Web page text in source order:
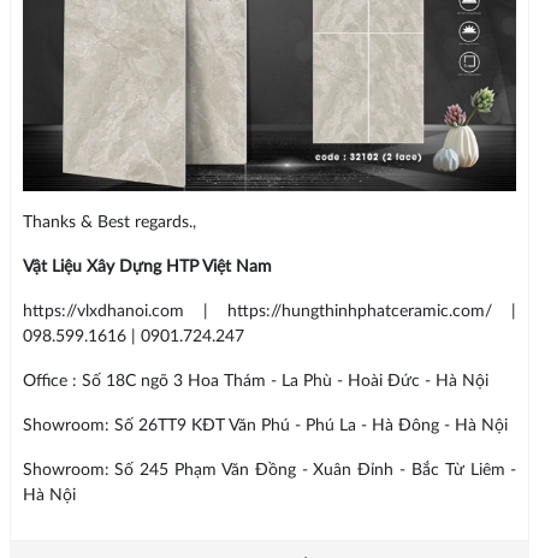
Thanks & Best regards.,
Vật Liệu Xây Dựng HTP Việt Nam
https://vlxdhanoi.com | https://hungthinhphatceramic.com/ |
098.599.1616 | 0901.724.247
Office : Số 18C ngõ 3 Hoa Thám - La Phù - Hoài Đức - Hà Nội
Showroom: Số 26TT9 KĐT Văn Phú - Phú La - Hà Đông - Hà Nội
Showroom: Số 245 Phạm Văn Đồng - Xuân Đỉnh - Bắc Từ Liêm -
Hà Nội